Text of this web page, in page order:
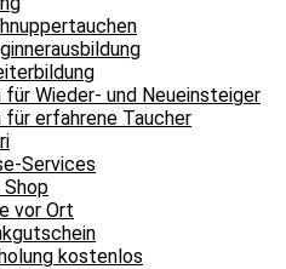
für Wieder- und Neueinsteiger
für erfahrene Taucher
Services
Shop
vor Ort
kostenlos
und allerbestes
Tauchwetter und damit
/ Jobsuche